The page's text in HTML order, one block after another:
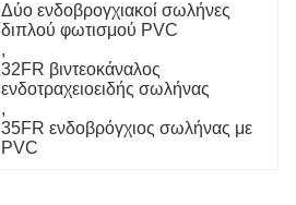
Δύο ενδοβρογχιακοί σωλήνες
διπλού φωτισμού PVC
,
32FR βιντεοκάναλος
ενδοτραχειοειδής σωλήνας
,
35FR ενδοβρόγχιος σωλήνας με
PVC